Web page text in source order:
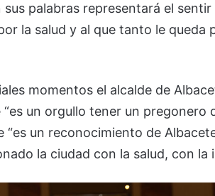
palabras representará el
la salud y al que tanto le queda
momentos el alcalde de
un orgullo tener un pregonero
“es un reconocimiento de
la ciudad con la salud, con la